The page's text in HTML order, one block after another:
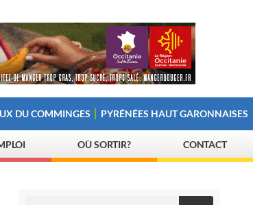
DU COMMINGES PYRÉNÉES HAUT GARONNAISES
OÙ SORTIR? CONTACT